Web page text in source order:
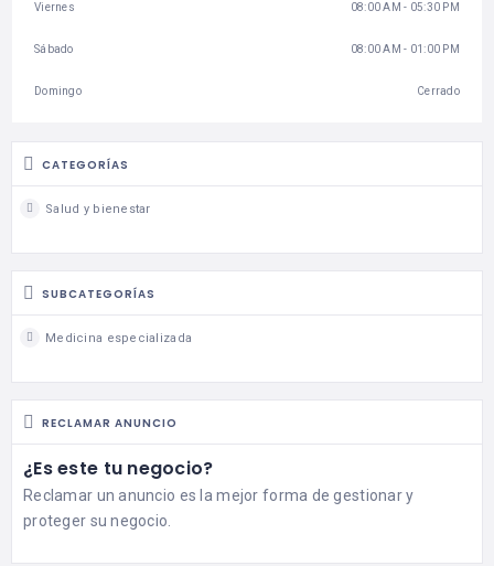
Viernes 08:00 AM - 05:30 PM
Sábado 08:00 AM - 01:00 PM
Domingo Cerrado
CATEGORÍAS
Salud y bienestar
SUBCATEGORÍAS
Medicina especializada
RECLAMAR ANUNCIO
¿Es este tu negocio?
Reclamar un anuncio es la mejor forma de gestionar y
proteger su negocio.